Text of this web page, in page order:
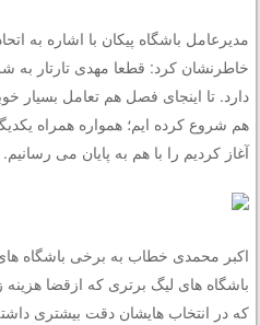
مدیرعامل باشگاه پیکان با اشاره به
خاطرنشان کرد: قطعا مهدی تارتار به
دارد. تا اینجای فصل هم تعامل بسیار
هم شروع کرده ایم؛ همواره همراه
آغاز کردیم را با هم به پایان می رسانیم.
اکبر محمدی خطاب به برخی باشگاه
باشگاه های لیگ برتری که ازقضا هزینه
که در انتخاب هایشان دقت بیشتری